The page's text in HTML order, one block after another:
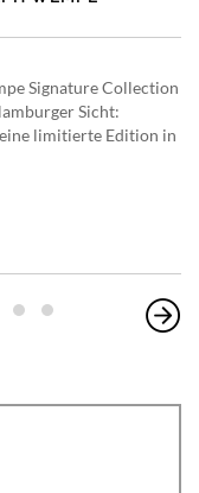
Signature Collection
Sicht:
limitierte Edition in